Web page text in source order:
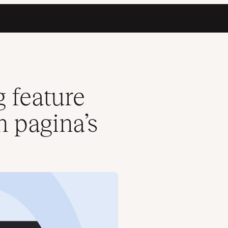
feature